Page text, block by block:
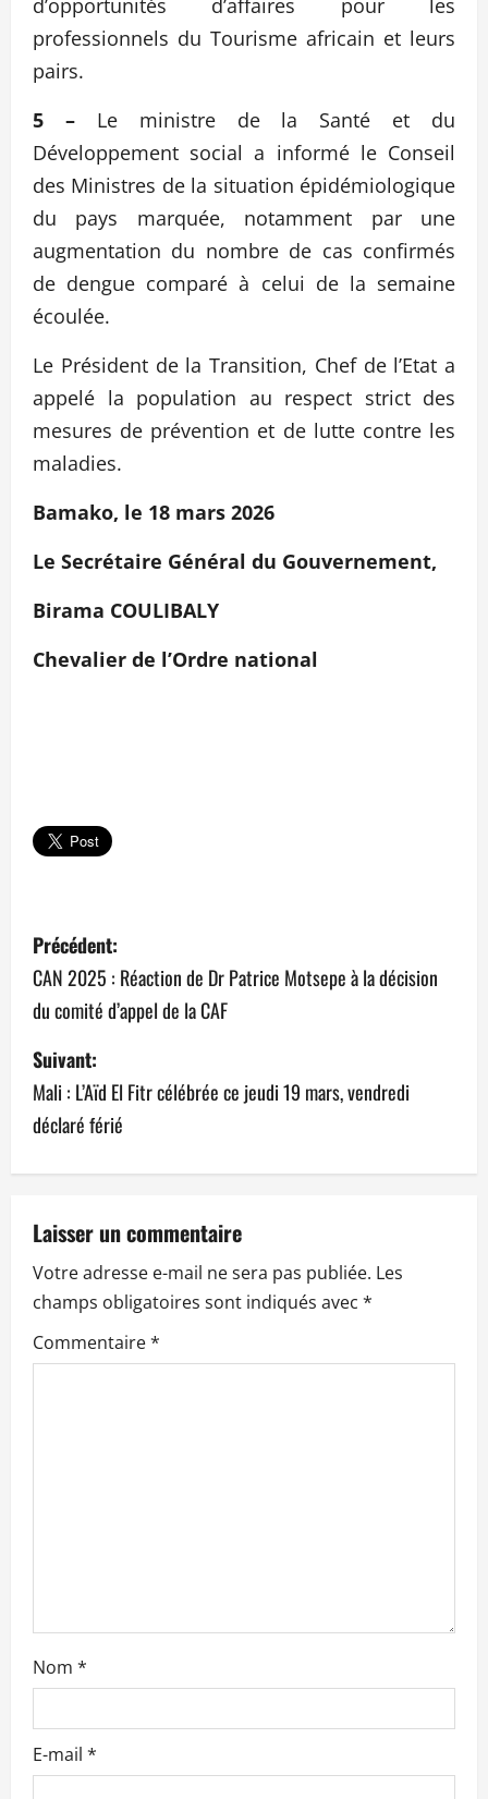
d’opportunités d’affaires pour les
professionnels du Tourisme africain et leurs
pairs.
5 –Le ministre de la Santé et du
Développement social a informé le Conseil
des Ministres de la situation épidémiologique
du pays marquée, notamment par une
augmentation du nombre de cas confirmés
de dengue comparé à celui de la semaine
écoulée.
Le Président de la Transition, Chef de l’Etat a
appelé la population au respect strict des
mesures de prévention et de lutte contre les
maladies.
Bamako, le 18 mars 2026
Le Secrétaire Général du Gouvernement,
Birama COULIBALY
Chevalier de l’Ordre national
N
a
v
i
g
a
i
o
n
i
c
e
Précédent:
CAN 2025 : Réaction de Dr Patrice Motsepe à la décision
du comité d’appel de la CAF
Suivant:
Mali : L’Aïd El Fitr célébrée ce jeudi 19 mars, vendredi
déclaré férié
Laisser un commentaire
Votre adresse e-mail ne sera pas publiée. Les
champs obligatoires sont indiqués avec *
Commentaire*
Nom *
E-mail *